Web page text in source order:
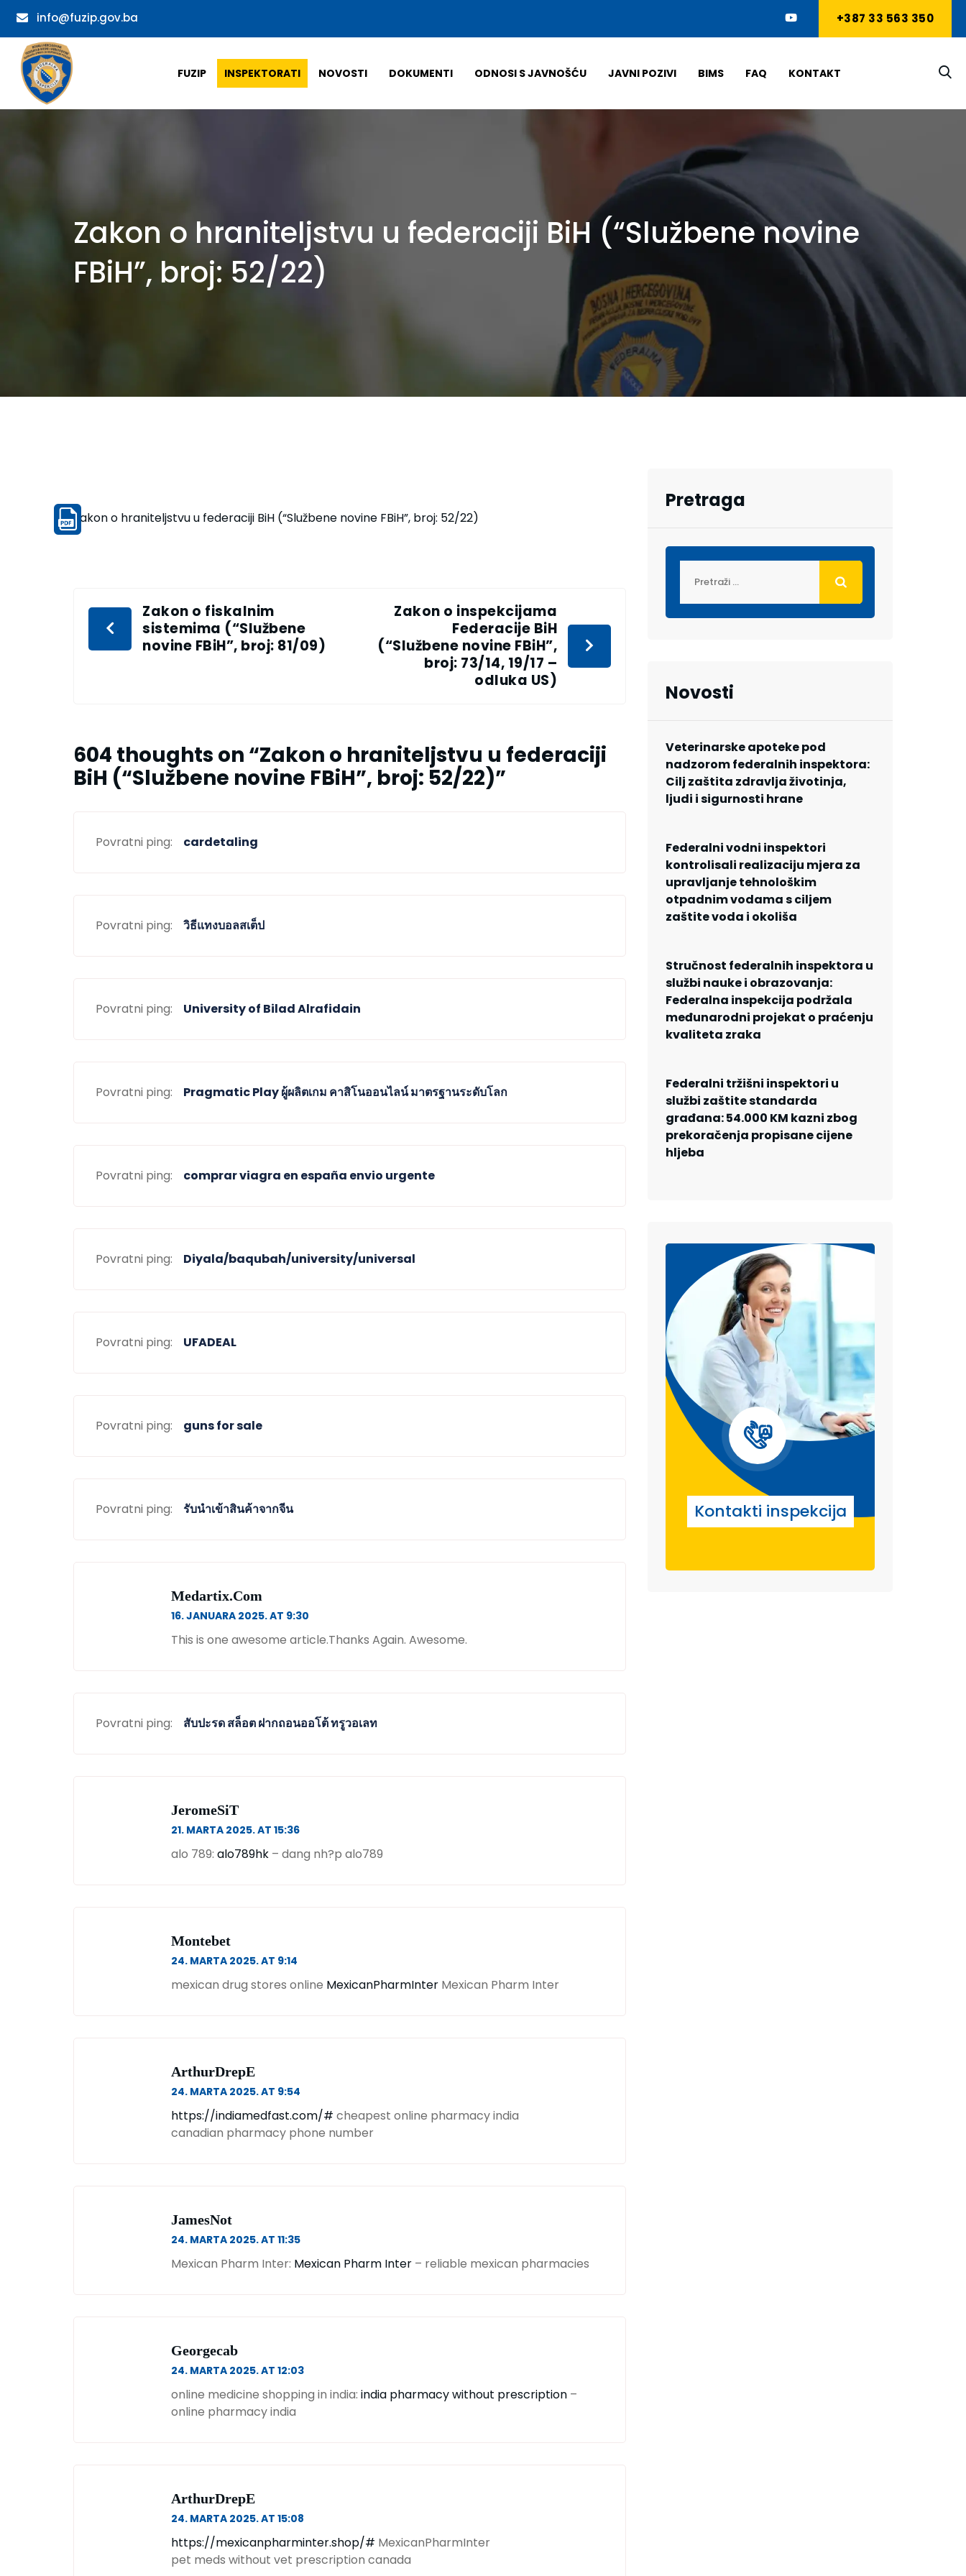
info@fuzip.gov.ba +387 33 563 350
FUZIP INSPEKTORATI NOVOSTI DOKUMENTI ODNOSI S JAVNOŠĆU JAVNI POZIVI BIMS FAQ KONTAKT
Zakon o hraniteljstvu u federaciji BiH (“Službene novine
FBiH”, broj: 52/22)
Zakon o hraniteljstvu u federaciji BiH (“Službene novine FBiH”, broj: 52/22)
Zakon o fiskalnim
sistemima (“Službene
novine FBiH”, broj: 81/09)
Zakon o inspekcijama
Federacije BiH
(“Službene novine FBiH”,
broj: 73/14, 19/17 –
odluka US)
604 thoughts on “Zakon o hraniteljstvu u federaciji
BiH (“Službene novine FBiH”, broj: 52/22)”
Povratni ping: cardetaling
Povratni ping: วิธีแทงบอลสเต็ป
Povratni ping: University of Bilad Alrafidain
Povratni ping: Pragmatic Play ผู้ผลิตเกม คาสิโนออนไลน์ มาตรฐานระดับโลก
Povratni ping: comprar viagra en españa envio urgente
Povratni ping: Diyala/baqubah/university/universal
Povratni ping: UFADEAL
Povratni ping: guns for sale
Povratni ping: รับนำเข้าสินค้าจากจีน
Medartix.com
16. JANUARA 2025. AT 9:30
This is one awesome article.Thanks Again. Awesome.
Povratni ping: สับปะรด สล็อต ฝากถอนออโต้ ทรูวอเลท
JeromeSiT
21. MARTA 2025. AT 15:36
alo 789: alo789hk – dang nh?p alo789
Montebet
24. MARTA 2025. AT 9:14
mexican drug stores online MexicanPharmInter Mexican Pharm Inter
ArthurDrepE
24. MARTA 2025. AT 9:54
https://indiamedfast.com/# cheapest online pharmacy india
canadian pharmacy phone number
JamesNot
24. MARTA 2025. AT 11:35
Mexican Pharm Inter: Mexican Pharm Inter – reliable mexican pharmacies
Georgecab
24. MARTA 2025. AT 12:03
online medicine shopping in india: india pharmacy without prescription –
online pharmacy india
ArthurDrepE
24. MARTA 2025. AT 15:08
https://mexicanpharminter.shop/# MexicanPharmInter
pet meds without vet prescription canada
Pretraga
Novosti
Veterinarske apoteke pod
nadzorom federalnih inspektora:
Cilj zaštita zdravlja životinja,
ljudi i sigurnosti hrane
Federalni vodni inspektori
kontrolisali realizaciju mjera za
upravljanje tehnološkim
otpadnim vodama s ciljem
zaštite voda i okoliša
Stručnost federalnih inspektora u
službi nauke i obrazovanja:
Federalna inspekcija podržala
međunarodni projekat o praćenju
kvaliteta zraka
Federalni tržišni inspektori u
službi zaštite standarda
građana: 54.000 KM kazni zbog
prekoračenja propisane cijene
hljeba
Kontakti inspekcija